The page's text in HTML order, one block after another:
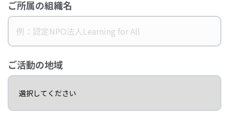
ご所属の組織名
ご活動の地域